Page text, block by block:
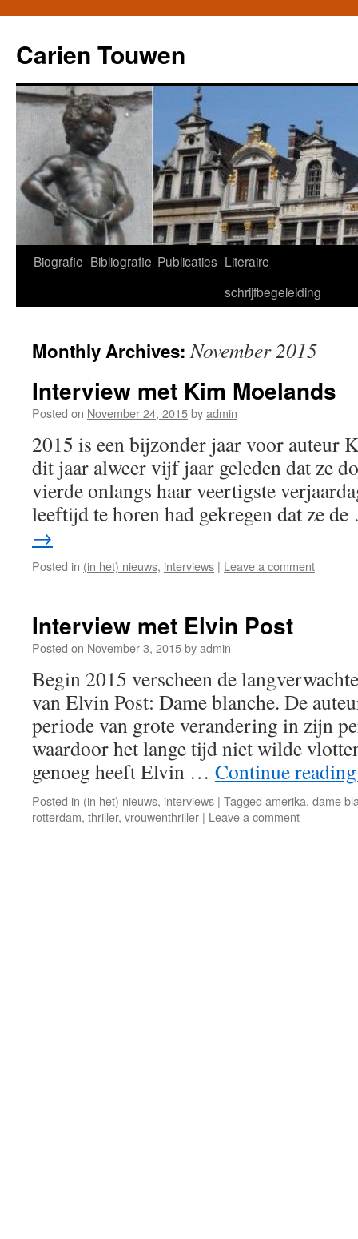
Carien Touwen
Skip
Biografie Bibliografie Publicaties Literaire
schrijfbegeleiding
Monthly Archives:November 2015
Interview met Kim Moelands
Posted on November 24, 2015byadmin
2015 is een bijzonder jaar voor auteur
dit jaar alweer vijf jaar geleden dat ze
vierde onlangs haar veertigste
leeftijd te horen had gekregen dat ze
→
Posted in (in het) nieuws, interviews | Leave a comment
Interview met Elvin Post
Posted on November 3, 2015byadmin
Begin 2015 verscheen de
van Elvin Post: Dame blanche. De
periode van grote verandering in zijn
waardoor het lange tijd niet wilde
genoeg heeft Elvin … Continue
Posted in (in het) nieuws, interviews | Tagged amerika, dame
rotterdam, thriller, vrouwenthriller | Leave a comment